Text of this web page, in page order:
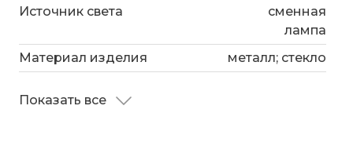
Источник света
сменная
лампа
Материал изделия
металл; стекло
Показать все